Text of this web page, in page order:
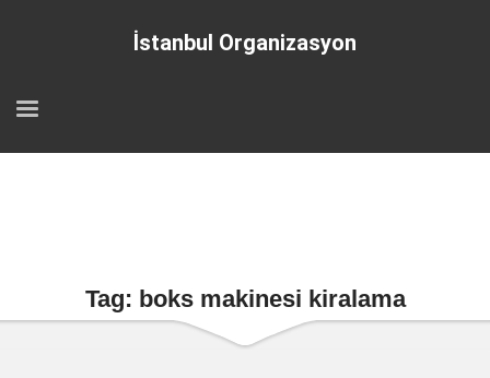
İstanbul Organizasyon
Tag: boks makinesi kiralama